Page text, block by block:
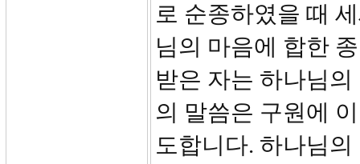
로 순종하였을 때
님의 마음에 합한
받은 자는 하나님
의 말씀은 구원에
도합니다. 하나님